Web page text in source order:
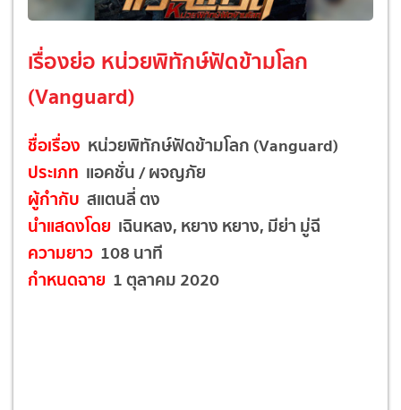
เรื่องย่อ หน่วยพิทักษ์ฟัดข้ามโลก
(Vanguard)
ชื่อเรื่อง หน่วยพิทักษ์ฟัดข้ามโลก (Vanguard)
ประเภท แอคชั่น / ผจญภัย
ผู้กำกับ สแตนลี่ ตง
นำแสดงโดย เฉินหลง, หยาง หยาง, มีย่า มู่ฉี
ความยาว 108 นาที
กำหนดฉาย 1 ตุลาคม 2020